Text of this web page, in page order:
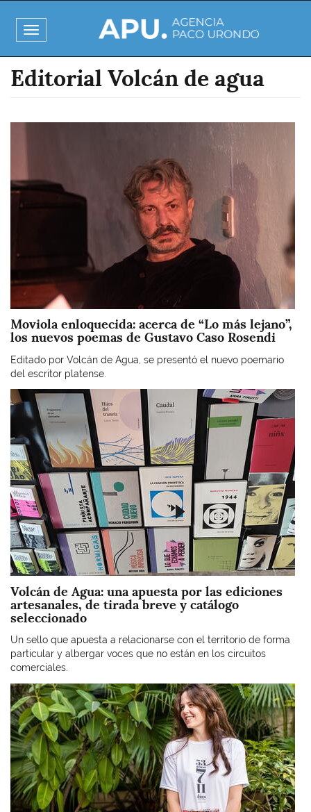
al
contenido
principal
Toggle
navigation
Editorial Volcán de agua
Moviola enloquecida: acerca de “Lo más lejano”,
los nuevos poemas de Gustavo Caso Rosendi
Editado por Volcán de Agua, se presentó el nuevo poemario
del escritor platense.
Imagen
Volcán de Agua: una apuesta por las ediciones
artesanales, de tirada breve y catálogo
seleccionado
Un sello que apuesta a relacionarse con el territorio de forma
particular y albergar voces que no están en los circuitos
comerciales.
Imagen